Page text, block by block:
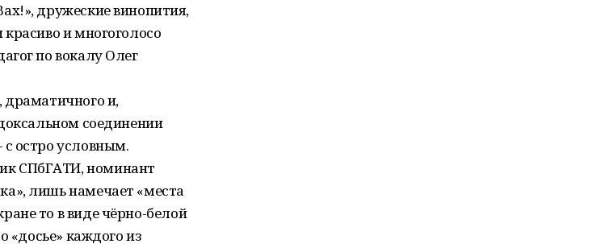
дружеские винопития,
и многоголосо
по вокалу Олег
драматичного и,
соединении
с остро условным.
СПбГАТИ, номинант
лишь намечает «места
то в виде чёрно-белой
«досье» каждого из